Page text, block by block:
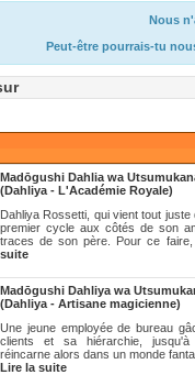
Nous
Peut-être pourrais-tu
Madōgushi Dahlia wa
(Dahliya - L'Académie Royale)
Dahliya Rossetti, qui vient tout
premier cycle aux côtés de son
traces de son père. Pour ce faire,
suite
Madōgushi Dahliya wa
(Dahliya - Artisane magicienne)
Une jeune employée de bureau
clients et sa hiérarchie, jusqu'à
réincarne alors dans un monde
Lire la suite